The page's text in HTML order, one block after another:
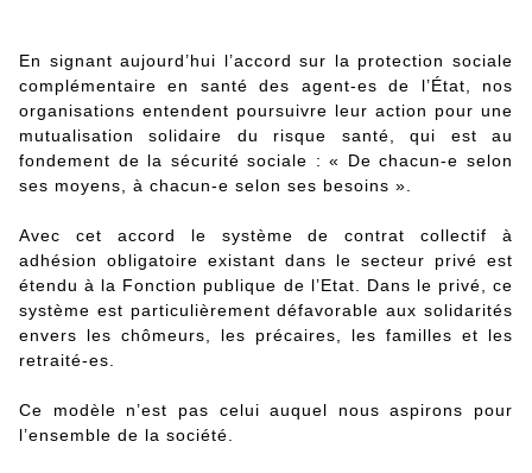
En signant aujourd’hui l’accord sur la protection sociale
complémentaire en santé des agent-es de l’État, nos
organisations entendent poursuivre leur action pour une
mutualisation solidaire du risque santé, qui est au
fondement de la sécurité sociale : « De chacun-e selon
ses moyens, à chacun-e selon ses besoins ».
Avec cet accord le système de contrat collectif à
adhésion obligatoire existant dans le secteur privé est
étendu à la Fonction publique de l’Etat. Dans le privé, ce
système est particulièrement défavorable aux solidarités
envers les chômeurs, les précaires, les familles et les
retraité-es.
Ce modèle n’est pas celui auquel nous aspirons pour
l’ensemble de la société.